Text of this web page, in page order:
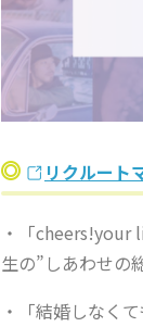
リクルート
・「cheers!your
生の”しあわせの
・「結婚しなく